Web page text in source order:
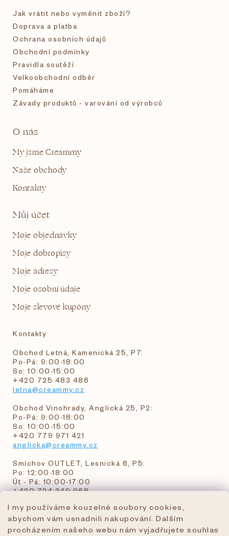
I my používáme kouzelné soubory cookies,
abychom vám usnadnili nakupování. Dalším
procházením našeho webu nám vyjadřujete souhlas
Jak vrátit nebo vyměnit zboží?
Doprava a platba
Ochrana osobních údajů
Obchodní podmínky
Pravidla soutěží
Velkoobchodní odběr
Pomáháme
Závady produktů - varování od výrobců
O nás
My jsme Creammy
Naše obchody
Kontakty
Můj účet
Moje objednávky
Moje dobropisy
Moje adresy
Moje osobní údaje
Moje slevové kupóny
Kontakty
Obchod Letná, Kamenická 25, P7:
Po-Pá: 9:00-18:00
So: 10:00-15:00
+420 725 483 486
letna@creammy.cz
Obchod Vinohrady, Anglická 25, P2:
Po-Pá: 9:00-18:00
So: 10:00-15:00
+420 779 971 421
anglicka@creammy.cz
Smíchov OUTLET, Lesnická 6, P5:
Po: 12:00-18:00
Út - Pá: 10:00-17:00
+420 724 349 968
objednavky@creammy.cz